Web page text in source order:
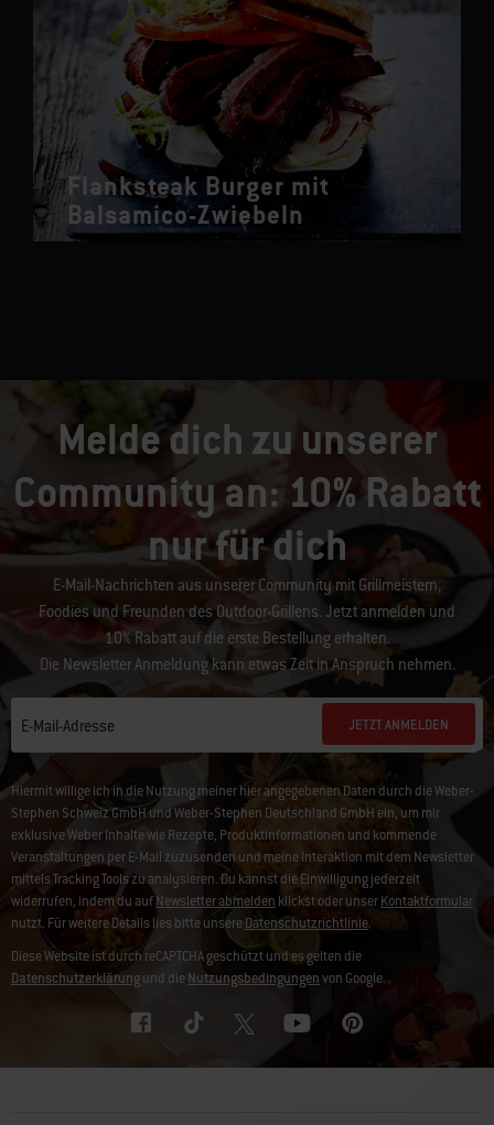
Flanksteak Burger mit
Balsamico-Zwiebeln
Melde dich zu unserer
Community an: 10% Rabatt
nur für dich
E-Mail-Nachrichten aus unserer Community mit Grillmeistern,
Foodies und Freunden des Outdoor-Grillens. Jetzt anmelden und
10% Rabatt auf die erste Bestellung erhalten.
Die Newsletter Anmeldung kann etwas Zeit in Anspruch nehmen.
E-Mail-Adresse JETZT ANMELDEN
Hiermit willige ich in die Nutzung meiner hier angegebenen Daten durch die Weber-
Stephen Schweiz GmbH und Weber-Stephen Deutschland GmbH ein, um mir
exklusive Weber Inhalte wie Rezepte, Produktinformationen und kommende
Veranstaltungen per E-Mail zuzusenden und meine Interaktion mit dem Newsletter
mittels Tracking Tools zu analysieren. Du kannst die Einwilligung jederzeit
widerrufen, indem du aufNewsletter abmelden klickst oder unserKontaktformular
nutzt. Für weitere Details lies bitte unsereDatenschutzrichtlinie.
Diese Website ist durch reCAPTCHA geschützt und es gelten die
Datenschutzerklärungund dieNutzungsbedingungenvon Google.